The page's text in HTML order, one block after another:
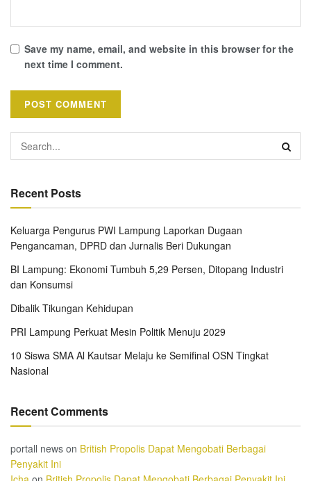
Save my name, email, and website in this browser for the
next time I comment.
Recent Posts
Keluarga Pengurus PWI Lampung Laporkan Dugaan
Pengancaman, DPRD dan Jurnalis Beri Dukungan
BI Lampung: Ekonomi Tumbuh 5,29 Persen, Ditopang Industri
dan Konsumsi
Dibalik Tikungan Kehidupan
PRI Lampung Perkuat Mesin Politik Menuju 2029
10 Siswa SMA Al Kautsar Melaju ke Semifinal OSN Tingkat
Nasional
Recent Comments
portall news on British Propolis Dapat Mengobati Berbagai
Penyakit Ini